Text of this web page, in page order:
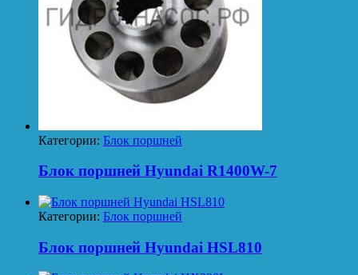
Категории: Блок поршней
Блок поршней Hyundai R1400W-7
Категории: Блок поршней
Блок поршней Hyundai HSL810